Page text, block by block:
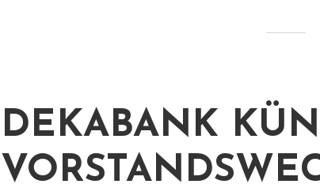
DEKABANK